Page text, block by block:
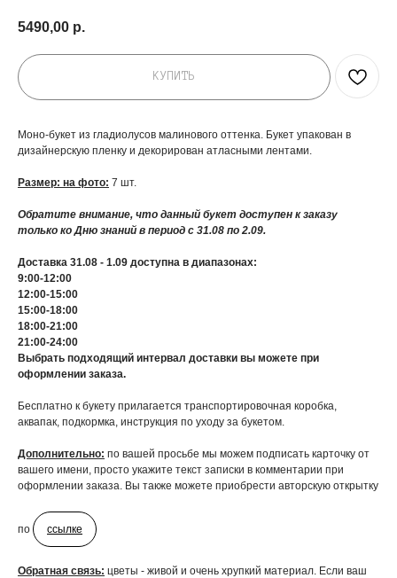
5490,00 р.
КУПИТЬ
Моно-букет из гладиолусов малинового оттенка. Букет упакован в
дизайнерскую пленку и декорирован атласными лентами.
Размер: на фото: 7 шт.
Обратите внимание, что данный букет доступен к заказу
только ко Дню знаний в период с 31.08 по 2.09.
Доставка 31.08 - 1.09 доступна в диапазонах:
9:00-12:00
12:00-15:00
15:00-18:00
18:00-21:00
21:00-24:00
Выбрать подходящий интервал доставки вы можете при
оформлении заказа.
Бесплатно к букету прилагается транспортировочная коробка,
аквапак, подкормка, инструкция по уходу за букетом.
Дополнительно: по вашей просьбе мы можем подписать карточку от
вашего имени, просто укажите текст записки в комментарии при
оформлении заказа. Вы также можете приобрести авторскую открытку
по ссылке
Обратная связь: цветы - живой и очень хрупкий материал. Если ваш
ДОБАВЬТЕ ПОДАРОК